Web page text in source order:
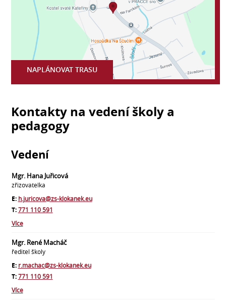
NAPLÁNOVAT TRASU
Kontakty na vedení školy a
pedagogy
Vedení
Mgr. Hana Juřicová
zřizovatelka
E: h.juricova@zs-klokanek.eu
T:771 110 591
Více
Mgr. René Macháč
ředitel školy
E: r.machac@zs-klokanek.eu
T:771 110 591
Více